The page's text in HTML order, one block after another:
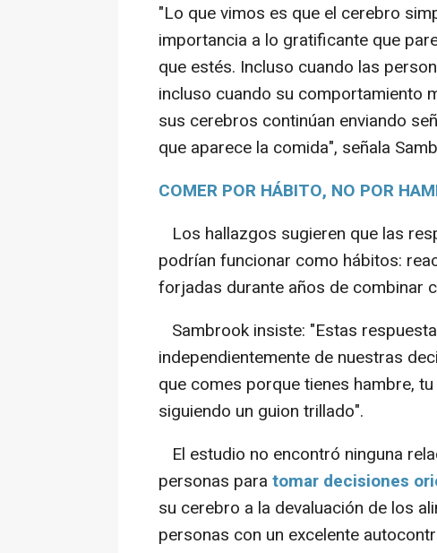
"Lo que vimos es que el cerebro
importancia a lo gratificante que
que estés. Incluso cuando las
incluso cuando su comportamiento
sus cerebros continúan enviando
que aparece la comida", señala
COMER POR HÁBITO, NO POR
Los hallazgos sugieren que las
podrían funcionar como hábitos:
forjadas durante años de combinar
Sambrook insiste: "Estas
independientemente de nuestras
que comes porque tienes hambre,
siguiendo un guion trillado".
El estudio no encontró ninguna
personas para tomar decisiones
su cerebro a la devaluación de los
personas con un excelente